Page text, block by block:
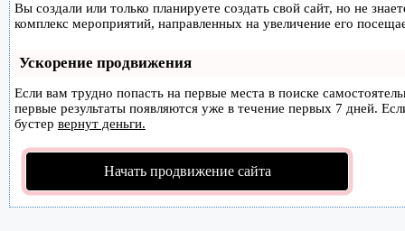
Вы создали или только планируете создать свой сайт, но не
комплекс мероприятий, направленных на увеличение его
Ускорение продвижения
Если вам трудно попасть на первые места в поиске
первые результаты появляются уже в течение первых 7 дней.
бустер вернут деньги.
Начать продвижение сайта